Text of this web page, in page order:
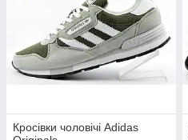
Кросівки чоловічі Adidas